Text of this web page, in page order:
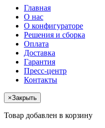
Главная
О нас
О конфигураторе
Решения и сборка
Оплата
Доставка
Гарантия
Пресс-центр
Контакты
×Закрыть
Товар добавлен в корзину